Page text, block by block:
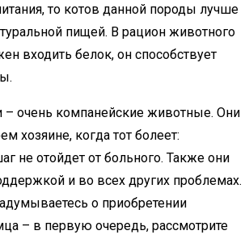
то котов данной породы лучше
пищей. В рацион животного
входить белок, он способствует
– очень компанейские животные. Они
хозяине, когда тот болеет:
не отойдет от больного. Также они
и во всех других проблемах.
о приобретении
– в первую очередь, рассмотрите